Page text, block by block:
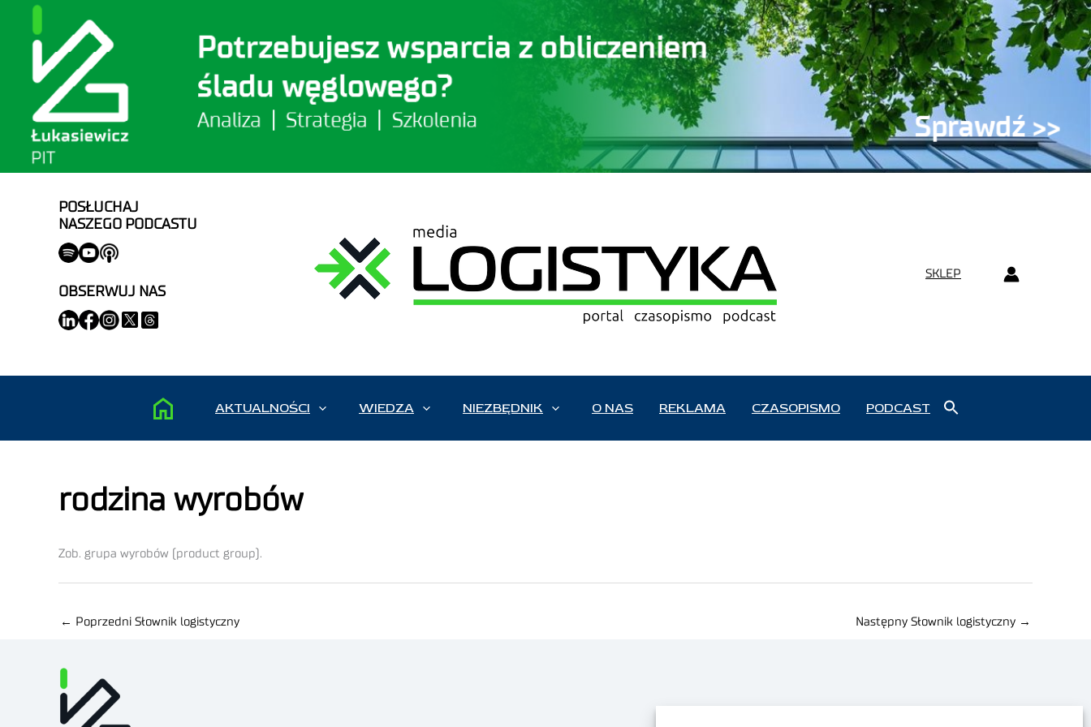
POSŁUCHAJ
NASZEGO PODCASTU
OBSERWUJ NAS
SKLEP
AKTUALNOŚCI WIEDZA NIEZBĘDNIK O NAS REKLAMA CZASOPISMO PODCAST
rodzina wyrobów
Zob. grupa wyrobów (product group).
← Poprzedni Słownik logistyczny Następny Słownik logistyczny →